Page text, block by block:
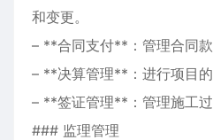
和变更。
– **合同支付**：管理合同款
– **决算管理**：进行项目的
– **签证管理**：管理施工过
### 监理管理